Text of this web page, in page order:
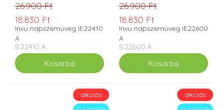
26.900 Ft
18.830 Ft
Invu napszemüveg IE22410
A
IE22410 A
26.900 Ft
18.830 Ft
Invu napszemüveg IE22600
A
IE22600 A
akciós
akciós